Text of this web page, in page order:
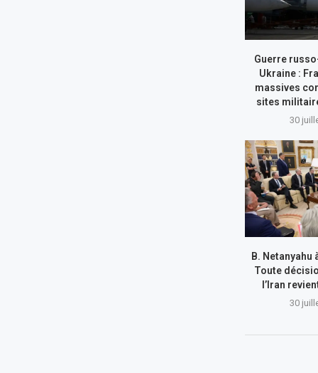
Guerre
Ukraine :
massives
sites
30
B. Netanyahu
Toute
l’Iran
30